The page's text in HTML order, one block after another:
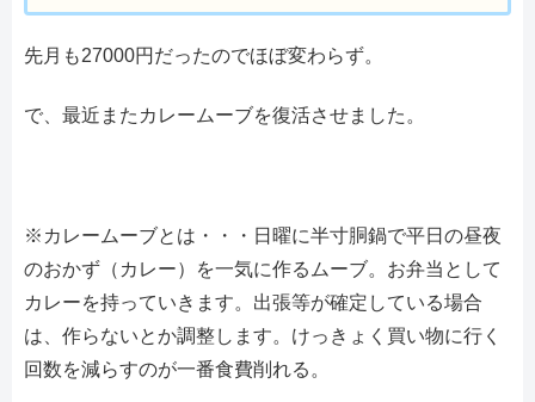
先月も27000円だったのでほぼ変わらず。
で、最近またカレームーブを復活させました。
※カレームーブとは・・・日曜に半寸胴鍋で平日の昼夜
のおかず（カレー）を一気に作るムーブ。お弁当として
カレーを持っていきます。出張等が確定している場合
は、作らないとか調整します。けっきょく買い物に行く
回数を減らすのが一番食費削れる。